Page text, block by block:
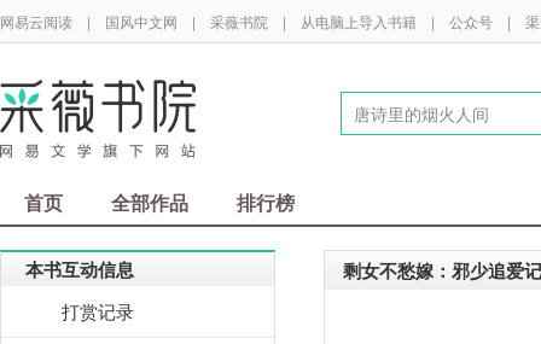
网易云阅读 | 国风中文网 | 采薇书院 | 从电脑上导入书籍 | 公众号 |
首页 全部作品 排行榜
本书互动信息
打赏记录
剩女不愁嫁：邪少追爱记